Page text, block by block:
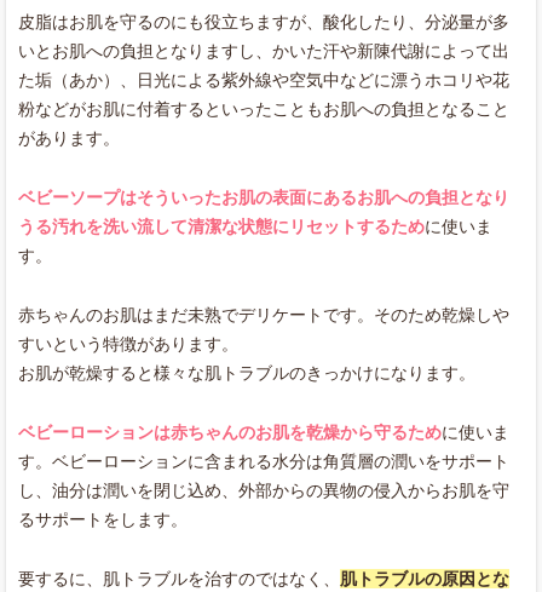
皮脂はお肌を守るのにも役立ちますが、酸化したり、分泌量が多
いとお肌への負担となりますし、かいた汗や新陳代謝によって出
た垢（あか）、日光による紫外線や空気中などに漂うホコリや花
粉などがお肌に付着するといったこともお肌への負担となること
があります。
ベビーソープはそういったお肌の表面にあるお肌への負担となり
うる汚れを洗い流して清潔な状態にリセットするために使いま
す。
赤ちゃんのお肌はまだ未熟でデリケートです。そのため乾燥しや
すいという特徴があります。
お肌が乾燥すると様々な肌トラブルのきっかけになります。
ベビーローションは赤ちゃんのお肌を乾燥から守るために使いま
す。ベビーローションに含まれる水分は角質層の潤いをサポート
し、油分は潤いを閉じ込め、外部からの異物の侵入からお肌を守
るサポートをします。
要するに、肌トラブルを治すのではなく、 肌トラブルの原因とな